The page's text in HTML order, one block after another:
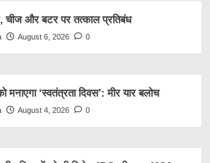
चीज और बटर पर तत्काल प्रतिबंध
August 6, 2026 0
‘स्वतंत्रता दिवस’: मीर यार बलोच
August 4, 2026 0